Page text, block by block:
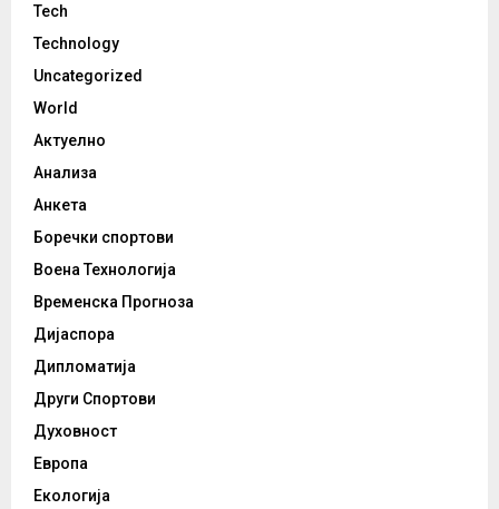
Tech
Technology
Uncategorized
World
Актуелно
Анализа
Анкета
Боречки спортови
Воена Технологија
Временска Прогноза
Дијаспора
Дипломатија
Други Спортови
Духовност
Европа
Екологија